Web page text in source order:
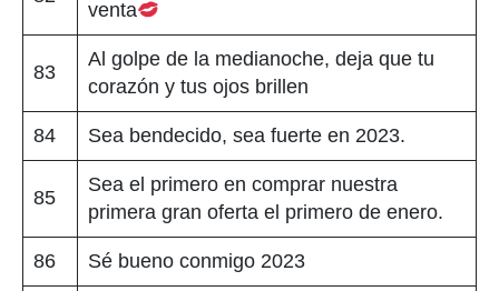
venta
83
Al golpe de la medianoche, deja que tu
corazón y tus ojos brillen
84 Sea bendecido, sea fuerte en 2023.
85
Sea el primero en comprar nuestra
primera gran oferta el primero de enero.
86 Sé bueno conmigo 2023